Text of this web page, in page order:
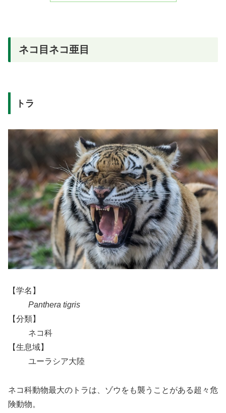
ネコ目ネコ亜目
トラ
【学名】
Panthera tigris
【分類】
ネコ科
【生息域】
ユーラシア大陸
ネコ科動物最大のトラは、ゾウをも襲うことがある超々危
険動物。